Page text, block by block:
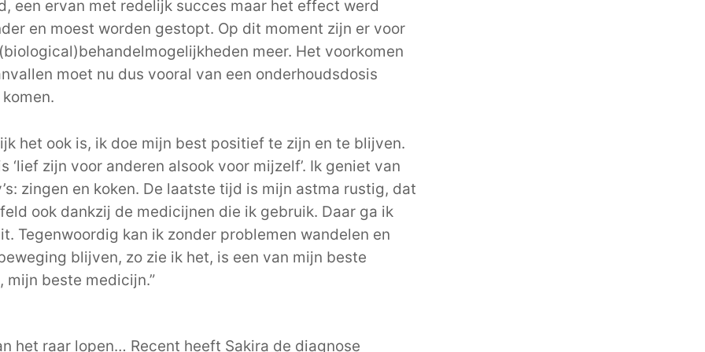
een ervan met redelijk succes maar het effect werd
en moest worden gestopt. Op dit moment zijn er voor
meer. Het voorkomen
moet nu dus vooral van een onderhoudsdosis
het ook is, ik doe mijn best positief te zijn en te blijven.
‘lief zijn voor anderen alsook voor mijzelf’. Ik geniet van
zingen en koken. De laatste tijd is mijn astma rustig, dat
ook dankzij de medicijnen die ik gebruik. Daar ga ik
Tegenwoordig kan ik zonder problemen wandelen en
blijven, zo zie ik het, is een van mijn beste
mijn beste medicijn.”
het raar lopen… Recent heeft Sakira de diagnose